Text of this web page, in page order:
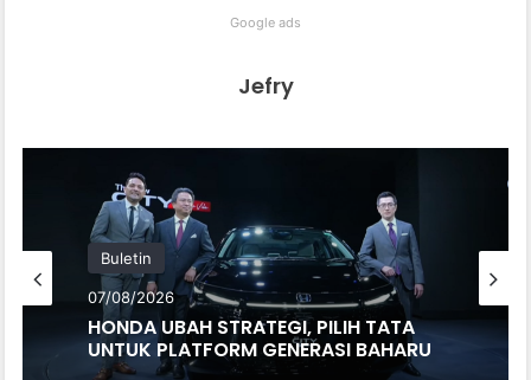
Google ads
Jefry
Buletin
07/08/2026
HONDA UBAH STRATEGI, PILIH TATA
UNTUK PLATFORM GENERASI BAHARU